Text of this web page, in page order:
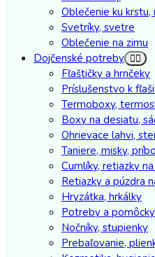
Oblečenie ku krstu,
Svetríky, svetre
Oblečenie na zimu
Dojčenské potreby
Fľaštičky a hrnčeky
Príslušenstvo k
Termoboxy,
Boxy na desiatu,
Ohrievace lahvi,
Taniere, misky,
Cumlíky, retiazky
Retiazky a púzdra
Hryzátka, hrkálky
Potreby a
Nočníky, stupienky
Prebaľovanie,